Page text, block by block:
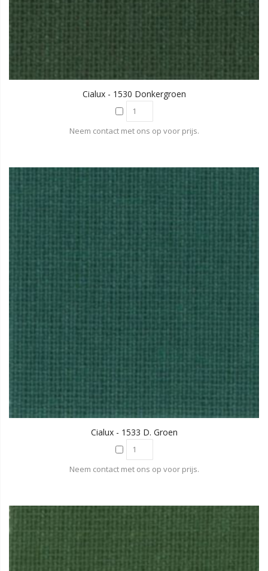
Cialux - 1530 Donkergroen
Neem contact met ons op voor prijs.
Cialux - 1533 D. Groen
Neem contact met ons op voor prijs.